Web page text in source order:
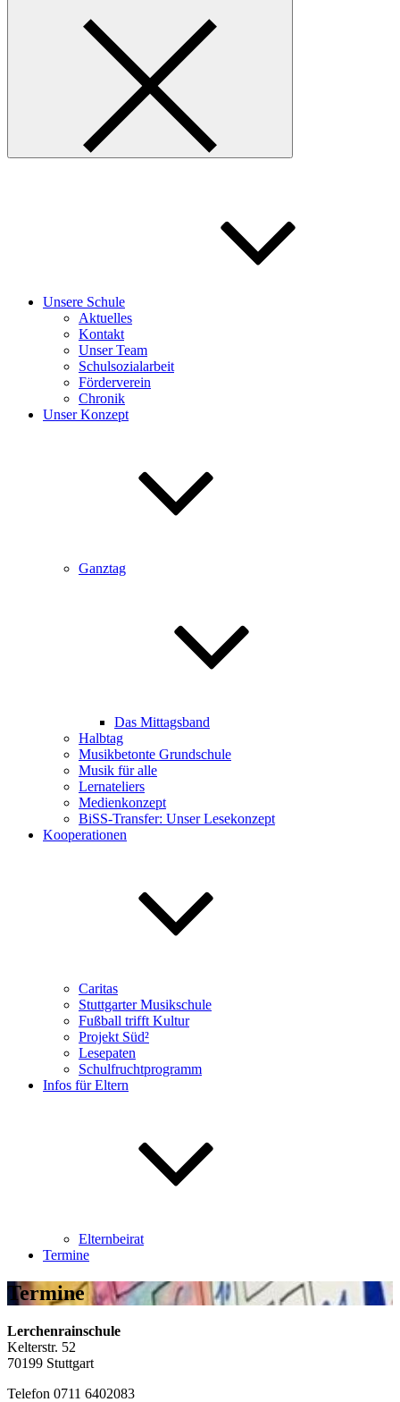
Unsere Schule
Aktuelles
Kontakt
Unser Team
Schulsozialarbeit
Förderverein
Chronik
Unser Konzept
Ganztag
Das Mittagsband
Halbtag
Musikbetonte Grundschule
Musik für alle
Lernateliers
Medienkonzept
BiSS-Transfer: Unser Lesekonzept
Kooperationen
Caritas
Stuttgarter Musikschule
Fußball trifft Kultur
Projekt Süd²
Lesepaten
Schulfruchtprogramm
Infos für Eltern
Elternbeirat
Termine
Termine
Lerchenrainschule
Kelterstr. 52
70199 Stuttgart
Telefon 0711 6402083